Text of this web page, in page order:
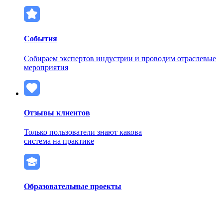
События
Собираем экспертов индустрии и проводим отраслевые
мероприятия
Отзывы клиентов
Только пользователи знают какова
система на практике
Образовательные проекты